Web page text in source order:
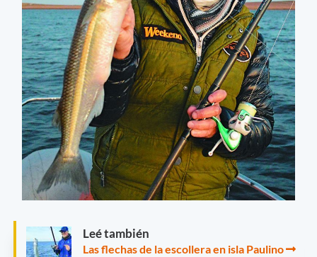
Leé también
Las flechas de la escollera en isla Paulino